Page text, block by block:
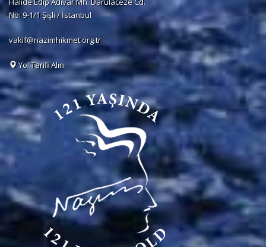
No: 9-1/1 Şişli / İstanbul
vakif@nazimhikmet.org.tr
Yol Tarifi Alın